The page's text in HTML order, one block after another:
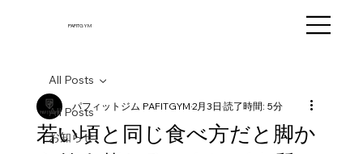
PAFITGYM
All Posts
お知らせ
All Posts
若い頃と同じ食べ方だと脚か
パフィットジム PAFITGYM2月3日 読了時間: 5分